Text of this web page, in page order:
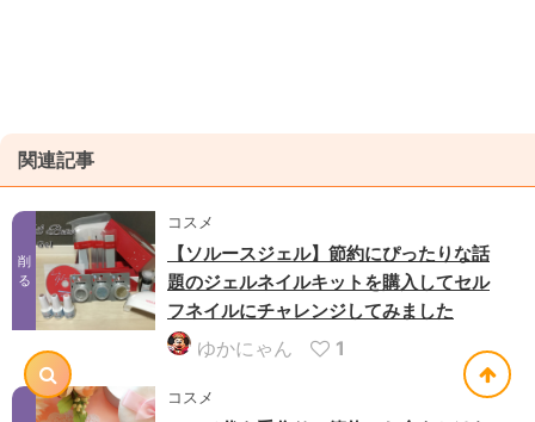
関連記事
削
る
コスメ
【ソルースジェル】節約にぴったりな話
題のジェルネイルキットを購入してセル
フネイルにチャレンジしてみました
ゆかにゃん 1
コスメ